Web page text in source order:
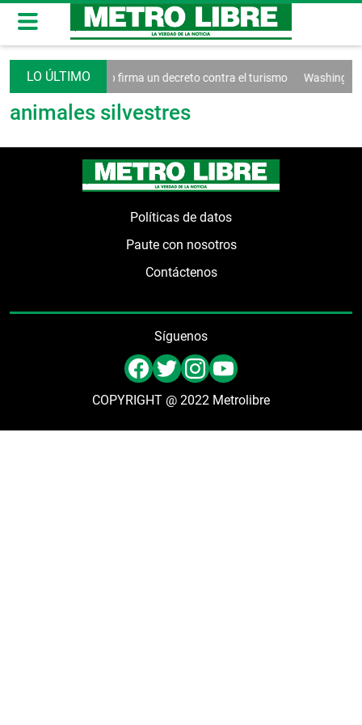
sociales Trump firma un decreto contra el turismo
animales silvestres
Políticas de datos
Paute con nosotros
Contáctenos
Síguenos
COPYRIGHT @ 2022 Metrolibre